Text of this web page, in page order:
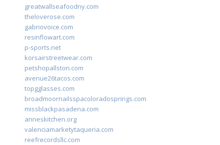
greatwallseafoodny.com
theloverose.com
gabriovoice.com
resinflowart.com
p-sports.net
korsairstreetwear.com
petshopallston.com
avenue26tacos.com
topgglasses.com
broadmoornailsspacoloradosprings.com
missblackpasadena.com
anneskitchen.org
valenciamarketytaqueria.com
reefrecordsllc.com